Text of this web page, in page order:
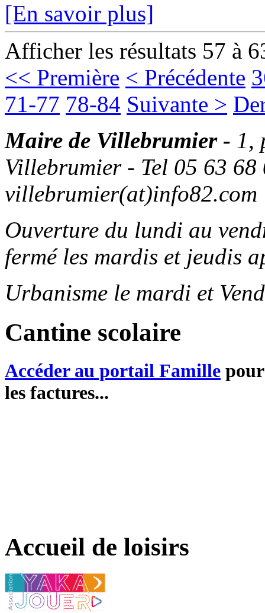
[En savoir plus]
Afficher les résultats 57 à
<< Première < Précédente
71-77 78-84 Suivante >
Maire de Villebrumier - 1,
Villebrumier - Tel 05 63
villebrumier(at)info82.com
Ouverture du lundi au
fermé les mardis et jeudis
Urbanisme le mardi et
Cantine scolaire
Accéder au portail Famille
les factures...
Accueil de loisirs